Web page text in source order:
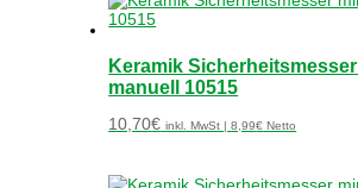
Keramik
manuell 10515
10,70€ inkl. MwSt |8,99€ Netto